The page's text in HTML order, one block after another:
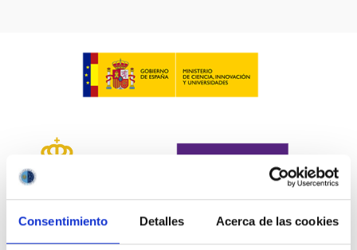
Consentimiento Detalles Acerca de las cookies